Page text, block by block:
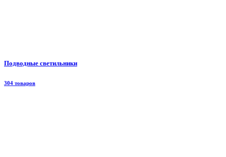
Подводные светильники
304 товаров